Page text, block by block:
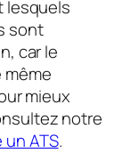
lesquels
sont
car le
mieux
notre
ATS.